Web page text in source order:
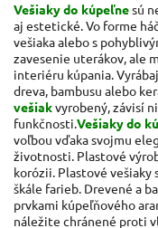
Vešiaky do kúpeľnesú
aj estetické.Vo forme
vešiaka alebo s
zavesenie uterákov, ale
interiéru kúpania.
dreva, bambusu alebo
vešiakvyrobený, závisí
funkčnosti.Vešiaky do
voľbou vďaka svojmu
životnosti. Plastové
korózii. Plastové vešiaky
škále farieb. Drevené a
prvkami kúpeľňového
náležite chránené proti